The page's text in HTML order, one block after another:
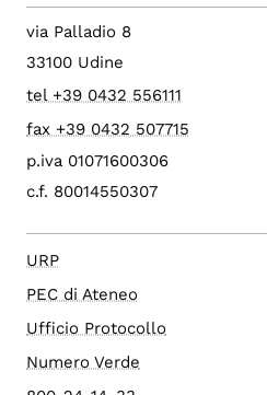
via Palladio 8
33100 Udine
tel +39 0432 556111
fax +39 0432 507715
p.iva 01071600306
c.f. 80014550307
URP
PEC di Ateneo
Ufficio Protocollo
Numero Verde